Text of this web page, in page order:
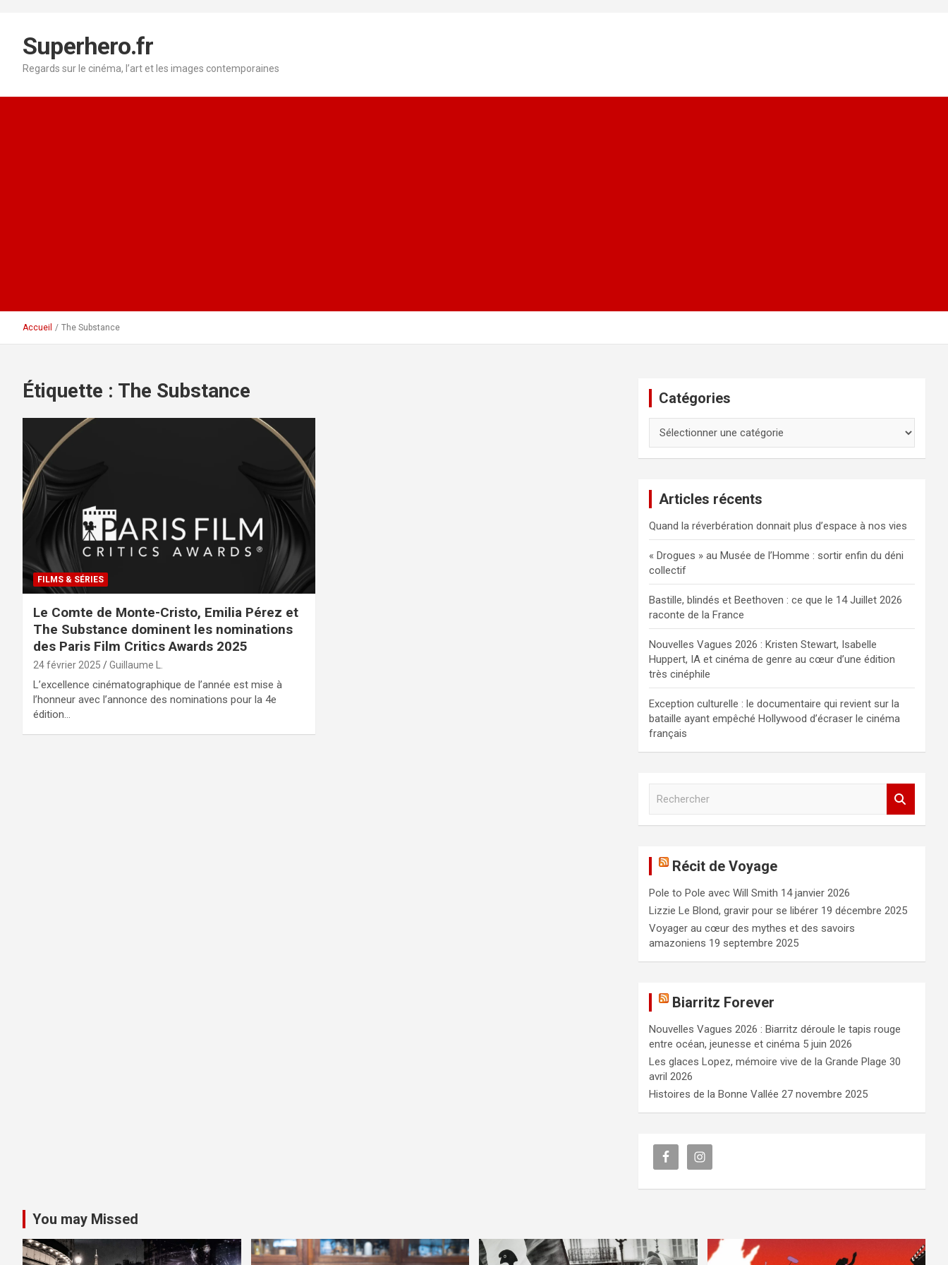
contenuSuperhero.fr
Regards sur le cinéma, l’art et les images contemporaines
Accueil The Substance
Étiquette : The Substance
FILMS & SÉRIES
Le Comte de Monte-Cristo, Emilia Pérez et
The Substance dominent les nominations
des Paris Film Critics Awards 2025
24 février 2025 Guillaume L.
L’excellence cinématographique de l’année est mise à
l’honneur avec l’annonce des nominations pour la 4e
édition…
Catégories
Articles récents
Quand la réverbération donnait plus d’espace à nos vies
« Drogues » au Musée de l’Homme : sortir enfin du déni
collectif
Bastille, blindés et Beethoven : ce que le 14 Juillet 2026
raconte de la France
Nouvelles Vagues 2026 : Kristen Stewart, Isabelle
Huppert, IA et cinéma de genre au cœur d’une édition
très cinéphile
Exception culturelle : le documentaire qui revient sur la
bataille ayant empêché Hollywood d’écraser le cinéma
français
c
h
e
r
Récit de Voyage
Pole to Pole avec Will Smith 14 janvier 2026
Lizzie Le Blond, gravir pour se libérer 19 décembre 2025
Voyager au cœur des mythes et des savoirs
amazoniens 19 septembre 2025
Biarritz Forever
Nouvelles Vagues 2026 : Biarritz déroule le tapis rouge
entre océan, jeunesse et cinéma 5 juin 2026
Les glaces Lopez, mémoire vive de la Grande Plage 30
avril 2026
Histoires de la Bonne Vallée 27 novembre 2025
You may Missed